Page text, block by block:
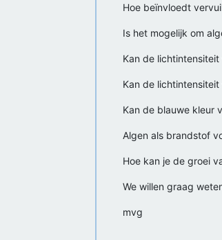
Hoe beïnvloedt
Is het mogelijk om
Kan de
Kan de
Kan de blauwe kleur
Algen als brandstof
Hoe kan je de groei
We willen graag
mvg